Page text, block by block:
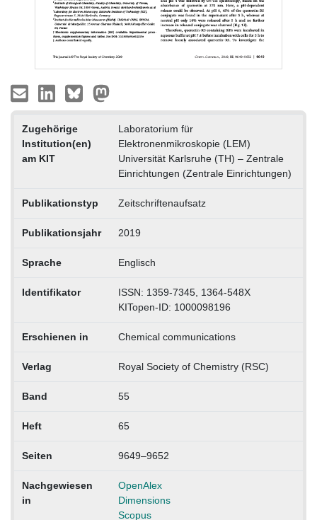
Zugehörige
Institution(en)
am KIT
Laboratorium für
Elektronenmikroskopie (LEM)
Universität Karlsruhe (TH) – Zentrale
Einrichtungen (Zentrale Einrichtungen)
Publikationstyp Zeitschriftenaufsatz
Publikationsjahr 2019
Sprache Englisch
Identifikator
ISSN: 1359-7345, 1364-548X
KITopen-ID: 1000098196
Erschienen in Chemical communications
Verlag Royal Society of Chemistry (RSC)
Band 55
Heft 65
Seiten 9649–9652
Nachgewiesen
in
OpenAlex
Dimensions
Scopus